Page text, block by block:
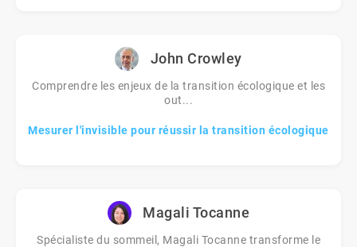
John Crowley
Comprendre les enjeux de la transition écologique et les
out...
Mesurer l'invisible pour réussir la transition écologique
Magali Tocanne
Spécialiste du sommeil, Magali Tocanne transforme le